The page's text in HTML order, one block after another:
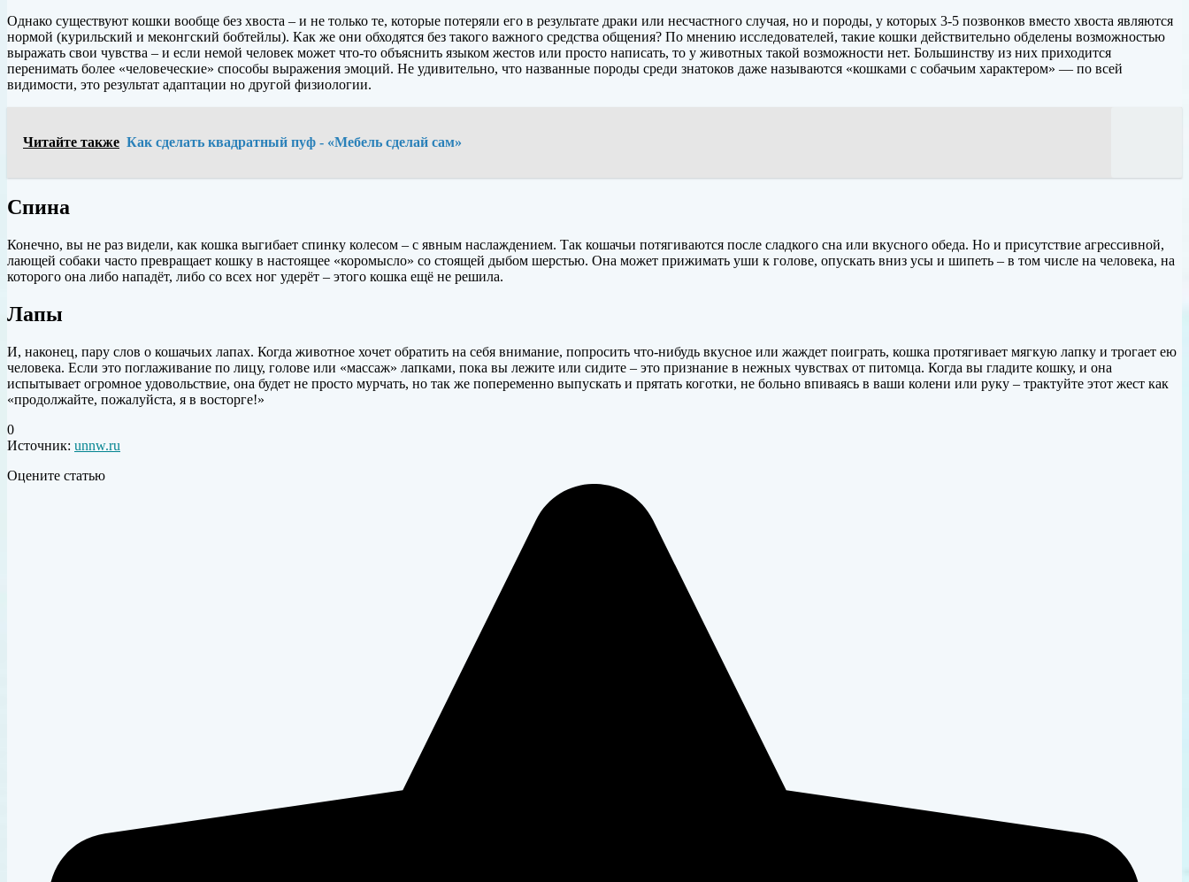
Однако существуют кошки вообще без хвоста – и не только те, которые потеряли его в результате драки или несчастного случая, но и породы, у которых 3-5 позвонков вместо хвоста являются
нормой (курильский и меконгский бобтейлы). Как же они обходятся без такого важного средства общения? По мнению исследователей, такие кошки действительно обделены возможностью
выражать свои чувства – и если немой человек может что-то объяснить языком жестов или просто написать, то у животных такой возможности нет. Большинству из них приходится
перенимать более «человеческие» способы выражения эмоций. Не удивительно, что названные породы среди знатоков даже называются «кошками с собачьим характером» — по всей
видимости, это результат адаптации но другой физиологии.
Читайте также Как сделать квадратный пуф - «Мебель сделай сам»
Спина
Конечно, вы не раз видели, как кошка выгибает спинку колесом – с явным наслаждением. Так кошачьи потягиваются после сладкого сна или вкусного обеда. Но и присутствие агрессивной,
лающей собаки часто превращает кошку в настоящее «коромысло» со стоящей дыбом шерстью. Она может прижимать уши к голове, опускать вниз усы и шипеть – в том числе на человека, на
которого она либо нападёт, либо со всех ног удерёт – этого кошка ещё не решила.
Лапы
И, наконец, пару слов о кошачьих лапах. Когда животное хочет обратить на себя внимание, попросить что-нибудь вкусное или жаждет поиграть, кошка протягивает мягкую лапку и трогает ею
человека. Если это поглаживание по лицу, голове или «массаж» лапками, пока вы лежите или сидите – это признание в нежных чувствах от питомца. Когда вы гладите кошку, и она
испытывает огромное удовольствие, она будет не просто мурчать, но так же попеременно выпускать и прятать коготки, не больно впиваясь в ваши колени или руку – трактуйте этот жест как
«продолжайте, пожалуйста, я в восторге!»
0
Источник: unnw.ru
Оцените статью